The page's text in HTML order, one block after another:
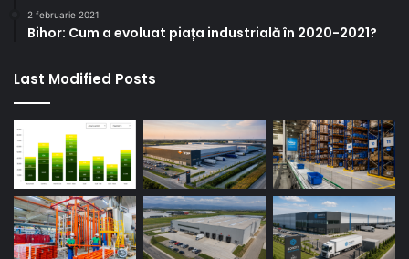
2 februarie 2021
Bihor: Cum a evoluat piața industrială în 2020-2021?
Last Modified Posts